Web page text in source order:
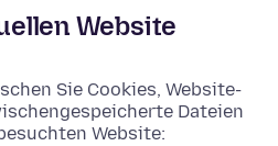
Website
Sie Cookies, Website-
Dateien
Website: